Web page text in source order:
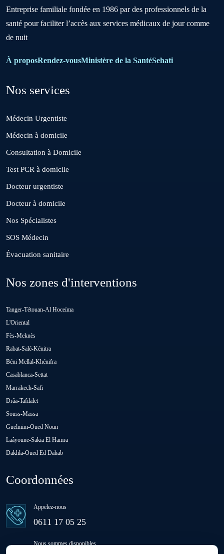
Boulanouare
Bouznika
Deroua
El Borouj
El Gara
Guisser
Hattane
Khouribga
Loulad
Oulad H'Riz Sahel
Oulad Saïd
Ras El Aïn
Entreprise familiale fondée en 1986 par des professionnels de la
santé pour faciliter l’accès aux services médicaux de jour comme
de nuit
À proposRendez-vousMinistère de la SantéSehati
Nos services
Médecin Urgentiste
Médecin à domicile
Consultation à Domicile
Test PCR à domicile
Docteur urgentiste
Docteur à domicile
Nos Spécialistes
SOS Médecin
Évacuation sanitaire
Nos zones d'interventions
Tanger-Tétouan-Al Hoceïma
L'Oriental
Fès-Meknès
Rabat-Salé-Kénitra
Béni Mellal-Khénifra
Casablanca-Settat
Marrakech-Safi
Drâa-Tafilalet
Souss-Massa
Guelmim-Oued Noun
Laâyoune-Sakia El Hamra
Dakhla-Oued Ed Dahab
Coordonnées
Appelez-nous
0611 17 05 25
Nous sommes disponibles